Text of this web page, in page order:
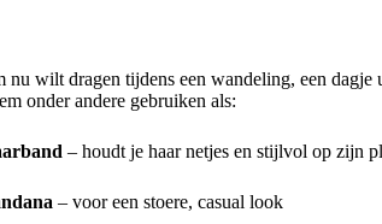
nu wilt dragen tijdens een wandeling, een
onder andere gebruiken als:
– houdt je haar netjes en stijlvol op zijn
– voor een stoere, casual look